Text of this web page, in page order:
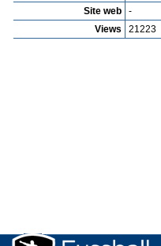
Site web
-
Views
21223